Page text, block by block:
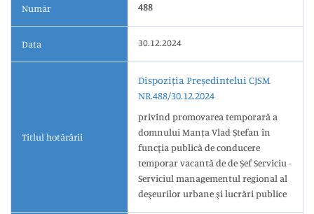
Număr 488
Data 30.12.2024
Titlul hotărârii
Dispoziția Președintelui CJSM
NR.488/30.12.2024
privind promovarea temporară a
domnului Manța Vlad Ștefan în
funcţia publică de conducere
temporar vacantă de de Șef Serviciu -
Serviciul managementul regional al
deşeurilor urbane şi lucrări publice